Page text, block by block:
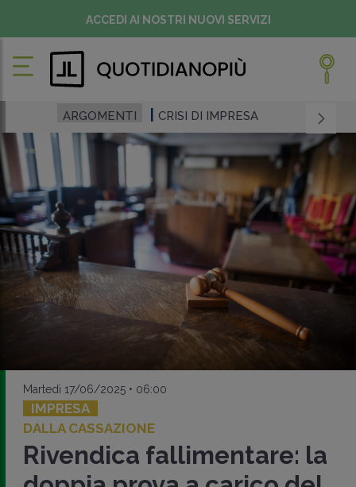
ACCEDI AI NOSTRI NUOVI SERVIZI
ARGOMENTI CRISI DI IMPRESA
Martedì 17/06/2025 • 06:00
IMPRESA
DALLA CASSAZIONE
Rivendica fallimentare: la